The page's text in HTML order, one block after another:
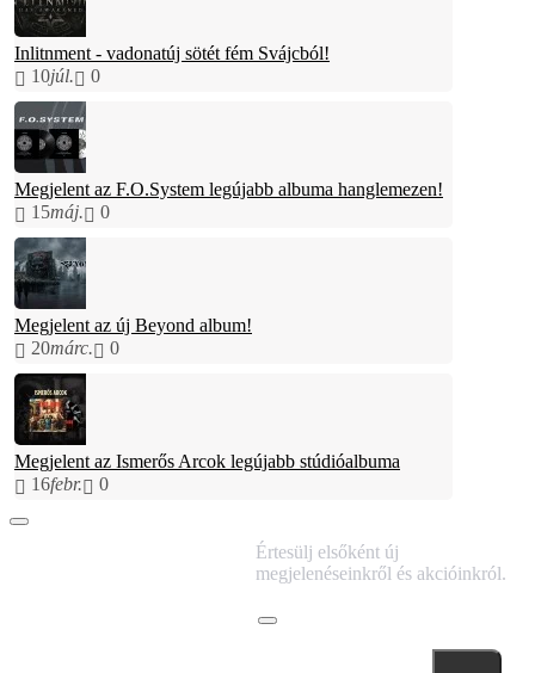
Inlitnment - vadonatúj sötét fém Svájcból!
10júl. 0
Megjelent az F.O.System legújabb albuma hanglemezen!
15máj. 0
Megjelent az új Beyond album!
20márc. 0
Megjelent az Ismerős Arcok legújabb stúdióalbuma
16febr. 0
Értesülj elsőként új
megjelenéseinkről és akcióinkról.